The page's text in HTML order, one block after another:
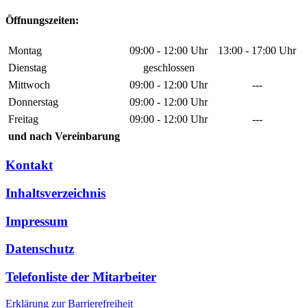
Öffnungszeiten:
Montag 09:00 - 12:00 Uhr
13:00 - 17:00 Uhr
Dienstag
geschlossen
Mittwoch
09:00 - 12:00 Uhr
---
Donnerstag
09:00 - 12:00 Uhr
Freitag
09:00 - 12:00 Uhr
---
und nach Vereinbarung
Kontakt
Inhaltsverzeichnis
Impressum
Datenschutz
Telefonliste der Mitarbeiter
Erklärung zur Barrierefreiheit